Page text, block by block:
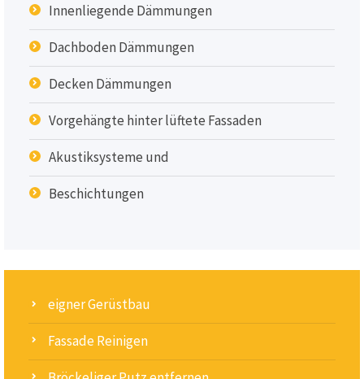
Innenliegende Dämmungen
Dachboden Dämmungen
Decken Dämmungen
Vorgehängte hinter lüftete Fassaden
Akustiksysteme und
Beschichtungen
eigner Gerüstbau
Fassade Reinigen